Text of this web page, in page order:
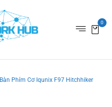
0
Bàn Phím Cơ Iqunix F97 Hitchhiker